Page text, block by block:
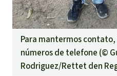
Para mantermos
números de telefone (©
Rodriguez/Rettet den